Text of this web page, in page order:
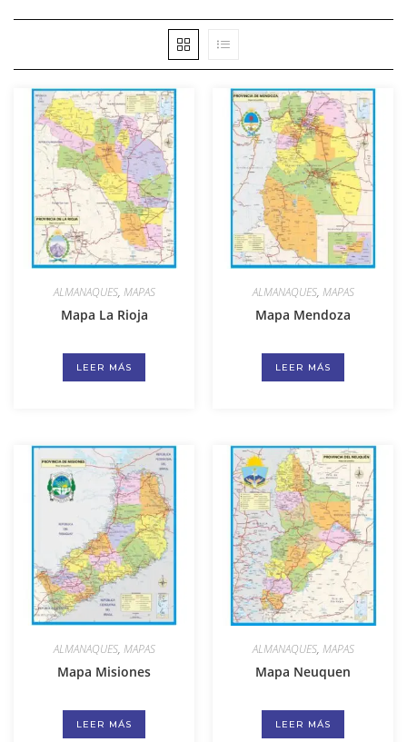
ALMANAQUES, MAPAS
Mapa La Rioja
LEER MÁS
ALMANAQUES, MAPAS
Mapa Mendoza
LEER MÁS
ALMANAQUES, MAPAS
Mapa Misiones
LEER MÁS
ALMANAQUES, MAPAS
Mapa Neuquen
LEER MÁS